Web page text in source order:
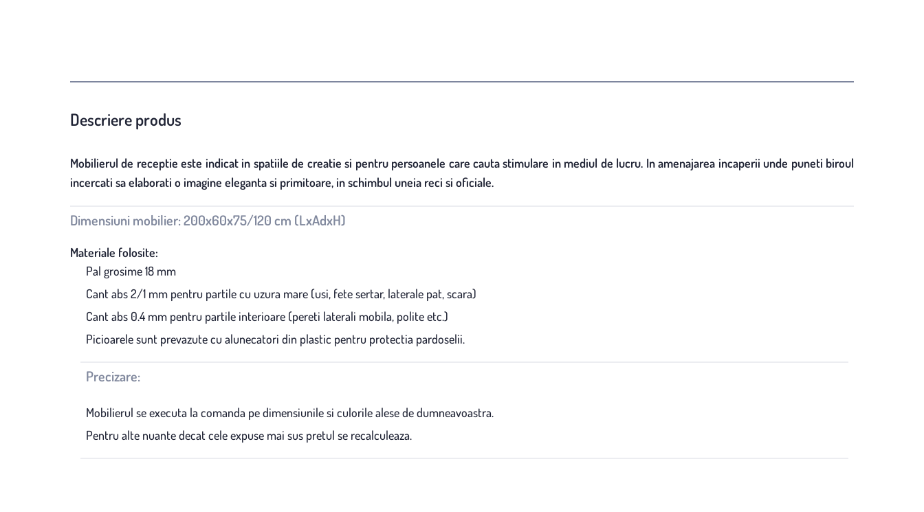
Descriere produs
Mobilierul de receptie este indicat in spatiile de creatie si pentru persoanele care cauta stimulare in mediul de lucru. In amenajarea incaperii unde puneti biroul
incercati sa elaborati o imagine eleganta si primitoare, in schimbul uneia reci si oficiale.
Dimensiuni mobilier: 200x60x75/120 cm (LxAdxH)
Materiale folosite:
Pal grosime 18 mm
Cant abs 2/1 mm pentru partile cu uzura mare (usi, fete sertar, laterale pat, scara)
Cant abs 0.4 mm pentru partile interioare (pereti laterali mobila, polite etc.)
Picioarele sunt prevazute cu alunecatori din plastic pentru protectia pardoselii.
Precizare:
Mobilierul se executa la comanda pe dimensiunile si culorile alese de dumneavoastra.
Pentru alte nuante decat cele expuse mai sus pretul se recalculeaza.